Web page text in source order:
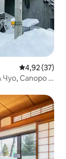
Средна
4,92 (37)
Сапоро |